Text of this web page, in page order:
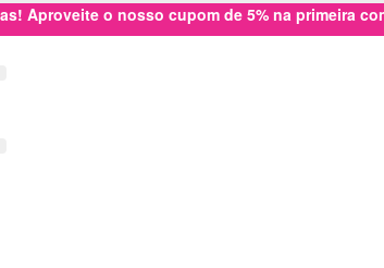
Aproveite o nosso cupom de 5% na primeira